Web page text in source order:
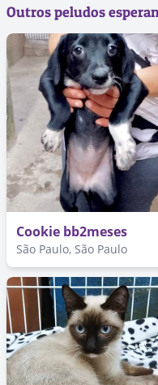
Outros peludos
Cookie bb2meses
São Paulo, São Paulo